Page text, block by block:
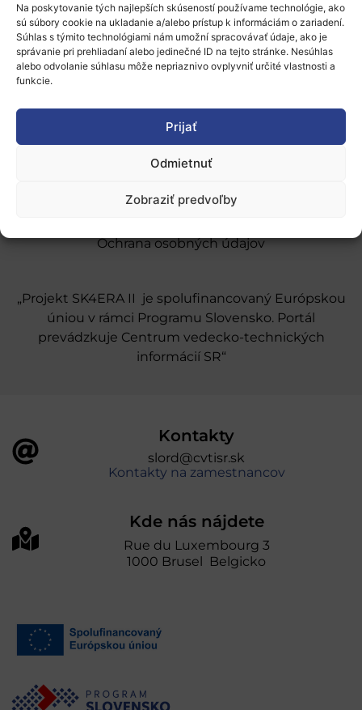
Na poskytovanie tých najlepších skúseností používame technológie, ako
sú súbory cookie na ukladanie a/alebo prístup k informáciám o zariadení.
Súhlas s týmito technológiami nám umožní spracovávať údaje, ako je
správanie pri prehliadaní alebo jedinečné ID na tejto stránke. Nesúhlas
alebo odvolanie súhlasu môže nepriaznivo ovplyvniť určité vlastnosti a
funkcie.
Prijať
Odmietnuť
Zobraziť predvoľby
Naše služby
Financovanie a podpora
Ochrana osobných údajov
„Projekt SK4ERA II je spolufinancovaný Európskou
úniou v rámci Programu Slovensko. Portál
prevádzkuje Centrum vedecko-technických
informácií SR“
Kontakty
slord@cvtisr.sk
Kontakty na zamestnancov
Kde nás nájdete
Rue du Luxembourg 3
1000 Brusel Belgicko